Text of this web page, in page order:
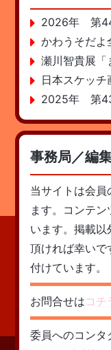
2026年 第
かわうそだよ
瀬川智貴展「
日本スケッチ
2025年 第
事務局／編
当サイトは会
ます。コンテ
います。掲載
頂ければ幸いで
付けています。
お問合せは コチ
委員へのコンタ